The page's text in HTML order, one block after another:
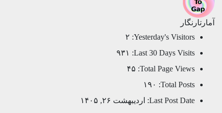
آمارتارنگار
Yesterday's Visitors: ۲
Last 30 Days Visits:
۹۳۱
Total Page Views: ۴۵
Total Posts:
۱۹۰
Last Post Date:
اردیبهشت ۲۶, ۱۴۰۵